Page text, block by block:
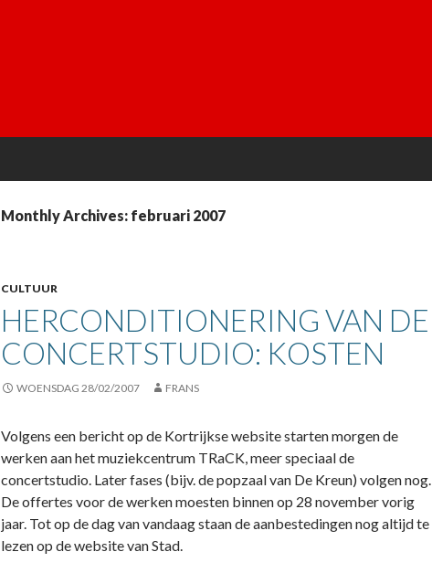
Monthly Archives: februari 2007
CULTUUR
HERCONDITIONERING VAN DE
CONCERTSTUDIO: KOSTEN
WOENSDAG 28/02/2007 FRANS
Volgens een bericht op de Kortrijkse website starten morgen de
werken aan het muziekcentrum TRaCK, meer speciaal de
concertstudio. Later fases (bijv. de popzaal van De Kreun) volgen nog.
De offertes voor de werken moesten binnen op 28 november vorig
jaar. Tot op de dag van vandaag staan de aanbestedingen nog altijd te
lezen op de website van Stad.